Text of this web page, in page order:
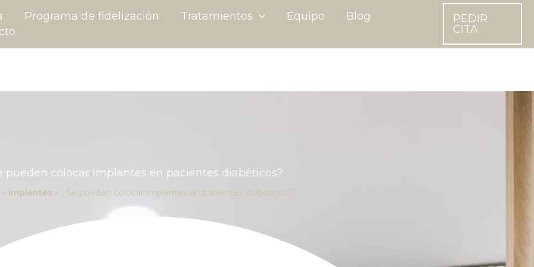
Programa de fidelización Tratamientos Equipo
Blog
PEDIR
CITA
pueden colocar implantes en pacientes diabéticos?
» Implantes » ¿Se pueden colocar implantes en pacientes diabéticos?